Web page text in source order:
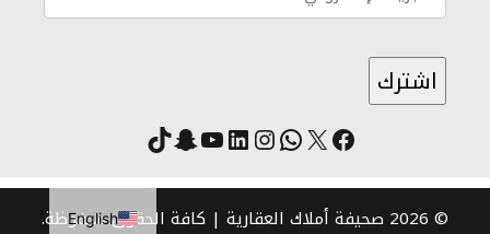
فيسبوك
X واتساب
انستقرام
لينكد إنيوتيوب
سناب شات
تيك توك
© 2026 صحيفة أملاك العقارية | كافة الحقوق محفوظة. English